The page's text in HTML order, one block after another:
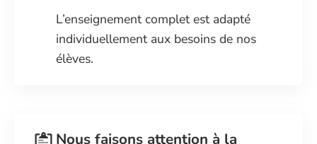
L’enseignement complet est adapté
individuellement aux besoins de nos
élèves.
Nous faisons attention à la